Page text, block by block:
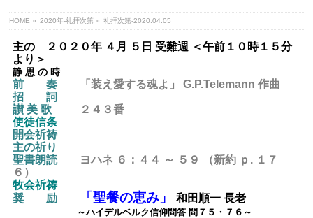
HOME » 2020年-礼拝次第 » 礼拝次第-2020.04.05
主の ２０２０年 ４月 ５日 受難週 ＜午前１０時１５分
より＞
静 思 の 時
前 奏 「装え愛する魂よ」 G.P.Telemann作曲
招 詞
讃 美 歌
２４３番
使徒信条
開会祈祷
主の祈り
聖書朗読 ヨハネ ６：４４ ～ ５９ （新約 ｐ. １７
６）
牧会祈祷
奨 励
「聖餐の恵み」和田順一 長老
～ハイデルベルク信仰問答 問７５・７６～